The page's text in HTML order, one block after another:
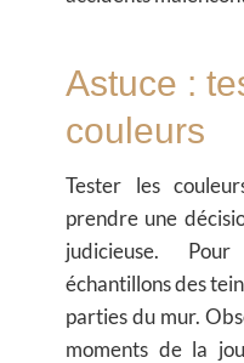
Astuce :
couleurs
Tester les
prendre une
judicieuse.
échantillons des
parties du mur.
moments de la